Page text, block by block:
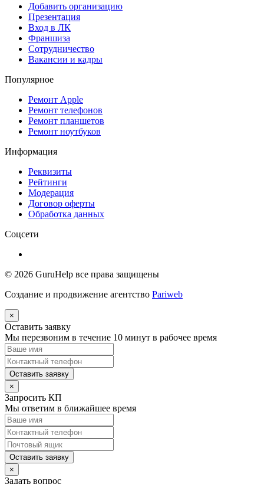
Добавить организацию
Презентация
Вход в ЛК
Франшиза
Сотрудничество
Вакансии и кадры
Популярное
Ремонт Apple
Ремонт телефонов
Ремонт планшетов
Ремонт ноутбуков
Информация
Реквизиты
Рейтинги
Модерация
Договор оферты
Обработка данных
Соцсети
© 2026 GuruHelp все права защищены
Создание и продвижение агентство Pariweb
×
Оставить заявку
Мы перезвоним в течение 10 минут в рабочее время
Оставить заявку
×
Запросить КП
Мы ответим в ближайшее время
Оставить заявку
×
Задать вопрос